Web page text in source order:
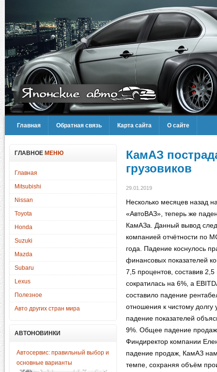
Главная Обратная связь Карта сайта О сайте
ГЛАВНОЕ МЕНЮ
Главная
Mitsubishi
Nissan
Toyota
Honda
Suzuki
Mazda
Subaru
Lexus
Полезное
Авто других стран мира
АВТОНОВИНКИ
Автосервис: правильный выбор и
основные варианты
КамАЗ
грузовиков
29.01.2019
Несколько месяцев назад
«АвтоВАЗ», теперь же
КамАЗа. Данный вывод
компанией отчётности по
года. Падение коснулось
финансовых показателей
7,5 процентов, составив
сократилась на 6%, а
составило падение
отношения к чистому
падение показателей
9%. Общее падение продаж
Финдиректор компании
падение продаж, КамАЗ
темпе, сохраняя объём